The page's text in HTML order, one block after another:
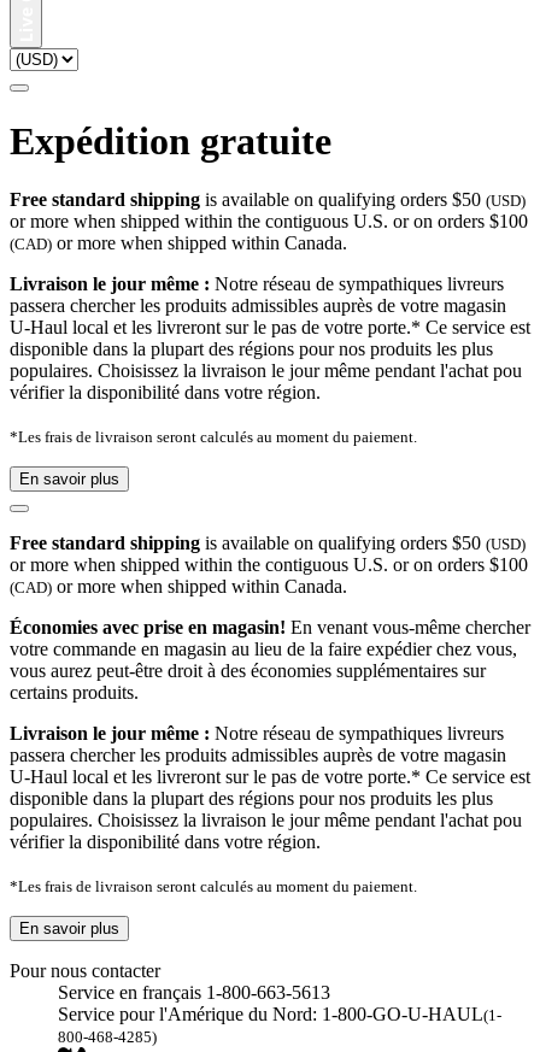
Expédition gratuite
Free standard shipping is available on qualifying orders $50 (USD)
or more when shipped within the contiguous U.S. or on orders $100
(CAD) or more when shipped within Canada.
Livraison le jour même : Notre réseau de sympathiques livreurs
passera chercher les produits admissibles auprès de votre magasin
U-Haul local et les livreront sur le pas de votre porte.* Ce service est
disponible dans la plupart des régions pour nos produits les plus
populaires. Choisissez la livraison le jour même pendant l'achat pou
vérifier la disponibilité dans votre région.
*Les frais de livraison seront calculés au moment du paiement.
En savoir plus
Free standard shipping is available on qualifying orders $50 (USD)
or more when shipped within the contiguous U.S. or on orders $100
(CAD) or more when shipped within Canada.
Économies avec prise en magasin! En venant vous-même chercher
votre commande en magasin au lieu de la faire expédier chez vous,
vous aurez peut-être droit à des économies supplémentaires sur
certains produits.
Livraison le jour même : Notre réseau de sympathiques livreurs
passera chercher les produits admissibles auprès de votre magasin
U-Haul local et les livreront sur le pas de votre porte.* Ce service est
disponible dans la plupart des régions pour nos produits les plus
populaires. Choisissez la livraison le jour même pendant l'achat pou
vérifier la disponibilité dans votre région.
*Les frais de livraison seront calculés au moment du paiement.
En savoir plus
Pour nous contacter
Service en français 1-800-663-5613
Service pour l'Amérique du Nord: 1-800-GO-U-HAUL(1-
800-468-4285)